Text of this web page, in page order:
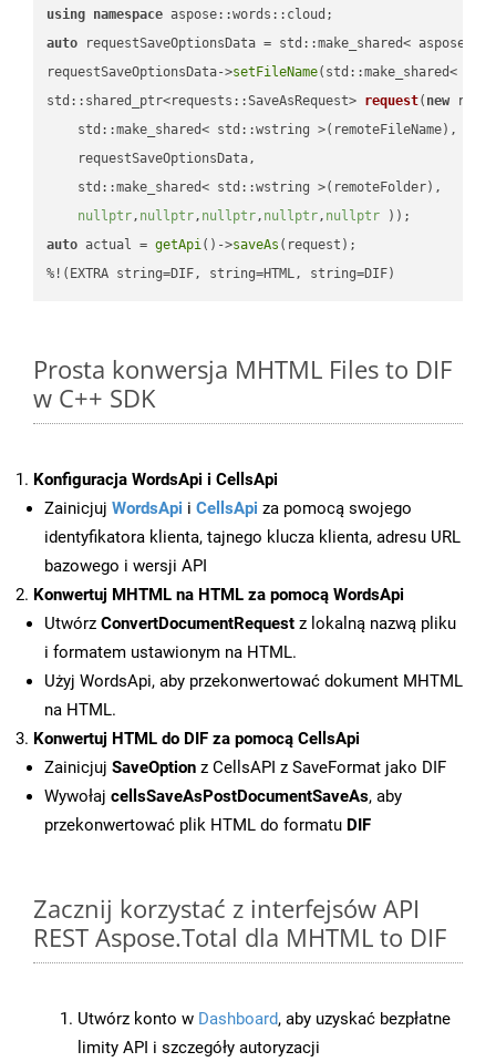
using namespace
auto requestSaveOptionsData = std::make_shared<
requestSaveOptionsData->setFileName(std::make_shared<
std::shared_ptr<requests::SaveAsRequest> request( new
    std::make_shared< std::wstring >(remoteFileName),
    requestSaveOptionsData,
    std::make_shared< std::wstring >(remoteFolder),
nullptr, nullptr, nullptr, nullptr, nullptr ))
auto actual = getApi()->saveAs (request);
%!(EXTRA string=DIF, string=HTML, string=DIF)
Prosta konwersja MHTML Files to DIF
w C++ SDK
Konfiguracja WordsApi i CellsApi
Zainicjuj WordsApi i CellsApi za pomocą swojego
identyfikatora klienta, tajnego klucza klienta, adresu URL
bazowego i wersji API
Konwertuj MHTML na HTML za pomocą WordsApi
Utwórz ConvertDocumentRequest z lokalną nazwą pliku
i formatem ustawionym na HTML.
Użyj WordsApi, aby przekonwertować dokument MHTML
na HTML.
Konwertuj HTML do DIF za pomocą CellsApi
Zainicjuj SaveOption z CellsAPI z SaveFormat jako DIF
Wywołaj cellsSaveAsPostDocumentSaveAs, aby
przekonwertować plik HTML do formatu DIF
Zacznij korzystać z interfejsów API
REST Aspose.Total dla MHTML to DIF
Utwórz konto w Dashboard, aby uzyskać bezpłatne
limity API i szczegóły autoryzacji